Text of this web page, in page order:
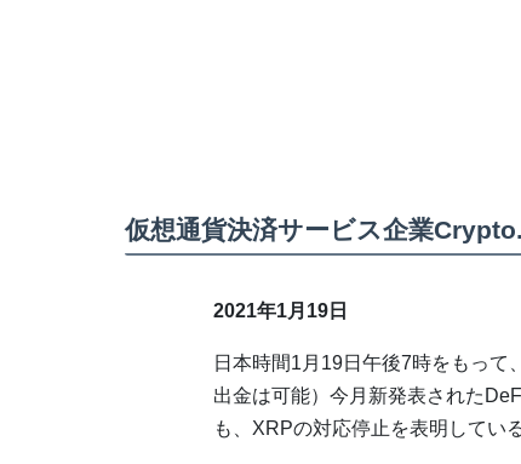
仮想通貨決済サービス企業
2021年1月19日
日本時間1月19日午後7時をもっ
出金は可能）今月新発表された
も、XRPの対応停止を表明している